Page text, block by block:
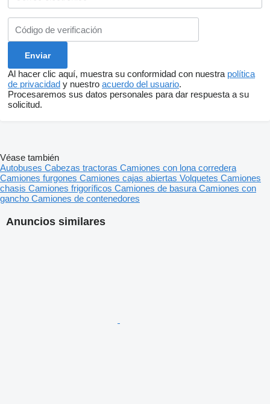
Al hacer clic aquí, muestra su conformidad con nuestra política
de privacidad y nuestro acuerdo del usuario.
Procesaremos sus datos personales para dar respuesta a su
solicitud.
Anuncios similares
Véase también
Autobuses Cabezas tractoras Camiones con lona corredera
Camiones furgones Camiones cajas abiertas Volquetes Camiones
chasis Camiones frigoríficos Camiones de basura Camiones con
gancho Camiones de contenedores